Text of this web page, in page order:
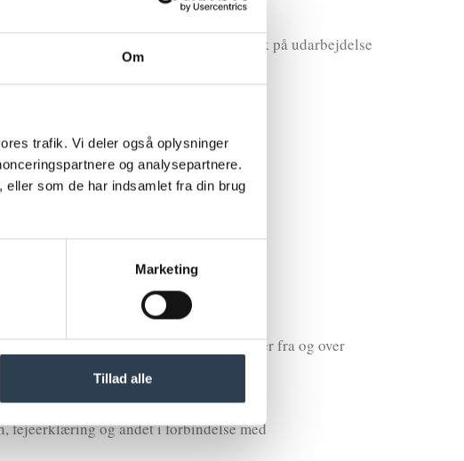
Om
trafik. Vi deler også oplysninger
og analysepartnere.
som de har indsamlet fra din brug
Marketing
Tillad alle
materiale til revisor med henblik på udarbejdelse
advokat.
varmemester, og behandling af klager fra og over
fejeerklæring og andet i forbindelse med